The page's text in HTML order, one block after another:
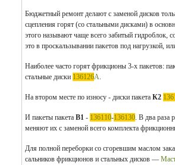
Бюджетный ремонт делают с заменой дисков
сцепления горят (со стальными дисками) в
этого называют чаще всего забитый гидроблок,
это в проскальзывании пакетов под нагрузкой,
Наиболее часто горят фрикционы 3-х пакетов:
стальные диски 136126A.
На втором месте по износу - диски пакета К2
И пакеты пакета В1 - 136110-136130. В два раза
меняют их с заменой всего комплекта
Для полной переборки со сгоревшим маслом
сальников фрикционов и стальных дисков —